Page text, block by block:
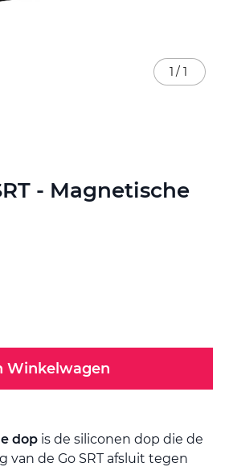
- Magnetische
Winkelwagen
dop is de siliconen dop die de
de Go SRT afsluit tegen
1 / 1